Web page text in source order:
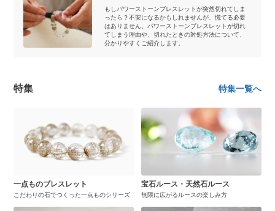
もしパワーストーンブレスレットが突然切れてしま
ったら？不安になるかもしれませんが、慌てる必要
はありません。パワーストーンブレスレットが切れ
てしまう理由や、切れたときの対処方法について、
分かりやすくご紹介します。
特集 特集一覧へ
一点ものブレスレット
こだわりの石でつくった一点ものシリーズ
宝石ルース・天然石ルース
無限に広がるルースの楽しみ方